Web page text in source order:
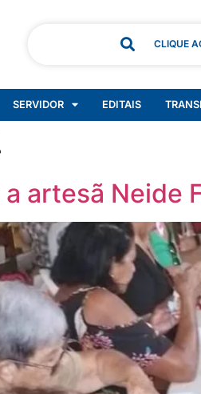
CLIQUE
SERVIDOR EDITAIS
artesã Neide